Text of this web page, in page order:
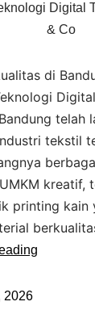
Digital
& Co
di
telah
tekstil
kreatif,
printing kain
2026